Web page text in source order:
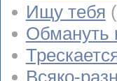
Ищу тебя
Обмануть
Всяко-